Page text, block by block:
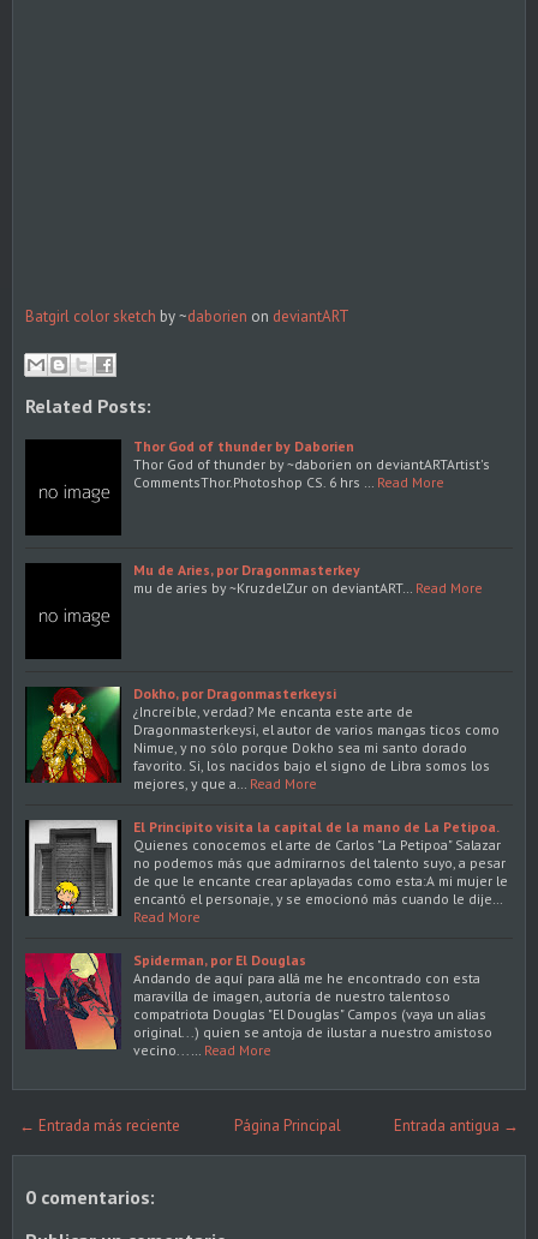
Batgirl color sketch by ~daborien on deviantART
Related Posts:
Thor God of thunder by Daborien
Thor God of thunder by ~daborien on deviantARTArtist's
CommentsThor.Photoshop CS. 6 hrs …
Read More
Mu de Aries, por Dragonmasterkey
mu de aries by ~KruzdelZur on deviantART…
Read More
Dokho, por Dragonmasterkeysi
¿Increíble, verdad? Me encanta este arte de
Dragonmasterkeysi, el autor de varios mangas ticos como
Nimue, y no sólo porque Dokho sea mi santo dorado
favorito. Si, los nacidos bajo el signo de Libra somos los
mejores, y que a…
Read More
El Principito visita la capital de la mano de La Petipoa.
Quienes conocemos el arte de Carlos "La Petipoa" Salazar
no podemos más que admirarnos del talento suyo, a pesar
de que le encante crear aplayadas como esta:A mi mujer le
encantó el personaje, y se emocionó más cuando le dije…
Read More
Spiderman, por El Douglas
Andando de aquí para allá me he encontrado con esta
maravilla de imagen, autoría de nuestro talentoso
compatriota Douglas "El Douglas" Campos (vaya un alias
original...) quien se antoja de ilustar a nuestro amistoso
vecino...…
Read More
← Entrada más reciente Entrada antigua →
Página Principal
0 comentarios: